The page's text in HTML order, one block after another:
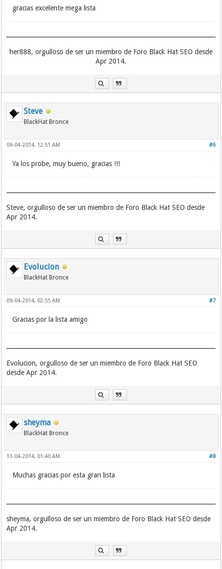
gracias excelente mega lista
her888, orgulloso de ser un miembro de Foro Black Hat SEO desde
Apr 2014.
Steve
BlackHat Bronce
#6
09-04-2014, 12:51 AM
Ya los probe, muy bueno, gracias !!!
Steve, orgulloso de ser un miembro de Foro Black Hat SEO desde
Apr 2014.
Evolucion
BlackHat Bronce
#7
09-04-2014, 02:55 AM
Gracias por la lista amigo
Evolucion, orgulloso de ser un miembro de Foro Black Hat SEO
desde Apr 2014.
sheyma
BlackHat Bronce
#8
13-04-2014, 01:40 AM
Muchas gracias por esta gran lista
sheyma, orgulloso de ser un miembro de Foro Black Hat SEO desde
Apr 2014.